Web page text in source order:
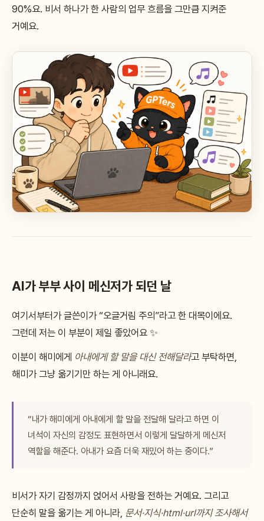
90%요. 비서 하나가 한 사람의 업무 흐름을 그만큼 지켜준
거예요.
AI가 부부 사이 메신저가 되던 날
여기서부터가 글쓴이가 “오글거림 주의”라고 한 대목이에요.
그런데 저는 이 부분이 제일 좋았어요 ✨
이분이 해미에게 아내에게 할 말을 대신 전해달라고 부탁하면,
해미가 그냥 옮기기만 하는 게 아니래요.
“내가 해미에게 아내에게 할 말을 전달해 달라고 하면 이
녀석이 자신의 감정도 표현하면서 이렇게 달달하게 메신저
역할을 해준다. 아내가 요즘 더욱 재밌어 하는 중이다.”
비서가 자기 감정까지 얹어서 사랑을 전하는 거예요. 그리고
단순히 말을 옮기는 게 아니라, 문서·지식·html·url까지 조사해서